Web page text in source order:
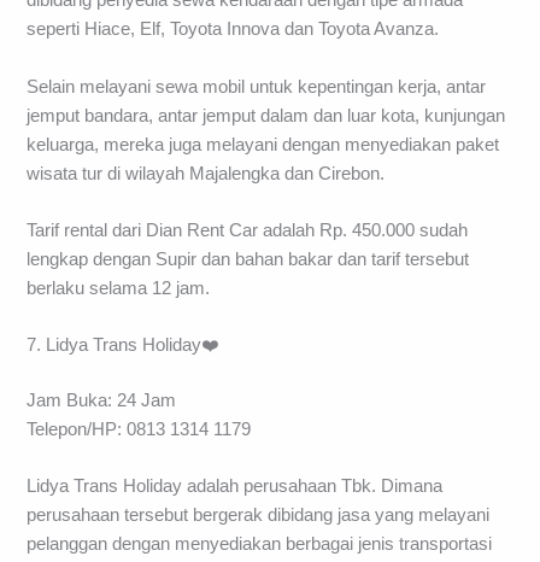
seperti Hiace, Elf, Toyota Innova dan Toyota Avanza.
Selain melayani sewa mobil untuk kepentingan kerja, antar
jemput bandara, antar jemput dalam dan luar kota, kunjungan
keluarga, mereka juga melayani dengan menyediakan paket
wisata tur di wilayah Majalengka dan Cirebon.
Tarif rental dari Dian Rent Car adalah Rp. 450.000 sudah
lengkap dengan Supir dan bahan bakar dan tarif tersebut
berlaku selama 12 jam.
7. Lidya Trans Holiday❤️
Jam Buka: 24 Jam
Telepon/HP: 0813 1314 1179
Lidya Trans Holiday adalah perusahaan Tbk. Dimana
perusahaan tersebut bergerak dibidang jasa yang melayani
pelanggan dengan menyediakan berbagai jenis transportasi